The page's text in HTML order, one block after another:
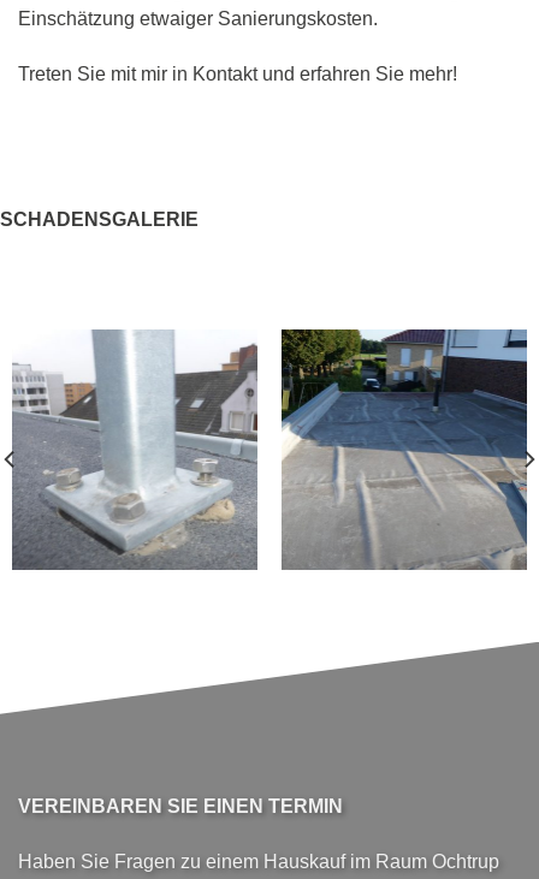
Einschätzung etwaiger Sanierungskosten.
Treten Sie mit mir in Kontakt und erfahren Sie mehr!
SCHADENSGALERIE
VEREINBAREN SIE EINEN TERMIN
Haben Sie Fragen zu einem Hauskauf im Raum Ochtrup